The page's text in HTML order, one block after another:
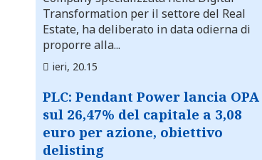
Transformation per il settore del Real
Estate, ha deliberato in data odierna di
proporre alla...
ieri, 20.15
PLC: Pendant Power lancia OPA
sul 26,47% del capitale a 3,08
euro per azione, obiettivo
delisting